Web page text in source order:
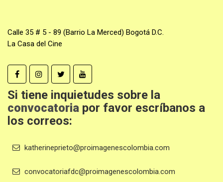
Calle 35 # 5 - 89 (Barrio La Merced) Bogotá D.C.
La Casa del Cine
Si tiene inquietudes sobre la
convocatoria por favor escríbanos a
los correos:
katherineprieto@proimagenescolombia.com
convocatoriafdc@proimagenescolombia.com